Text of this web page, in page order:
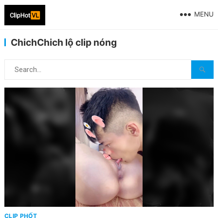
MENU
ChichChich lộ clip nóng
CLIP PHỐT